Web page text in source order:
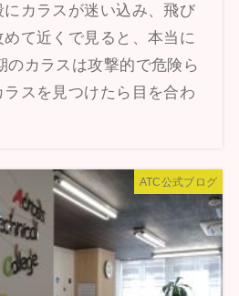
カラスが迷い込み、飛び
て近くで見ると、本当に
のカラスは攻撃的で危険ら
スを見つけたら目を合わ
ATC公式ブログ